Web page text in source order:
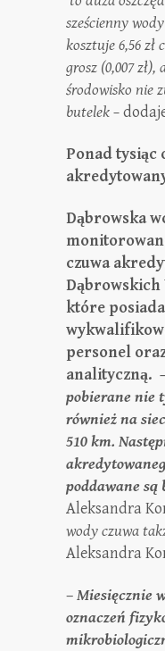
sześcienny
kosztuje 6,56 zł
grosz (0,007
środowisko nie
butelek –
Ponad tysiąc
Dąbrowska
czuwa
Dąbrowskich
które
personel
analityczną.
pobierane nie
również na
510 km.
poddawane są
Aleksandra
wody czuwa
Aleksandra
–Miesięcznie
oznaczeń